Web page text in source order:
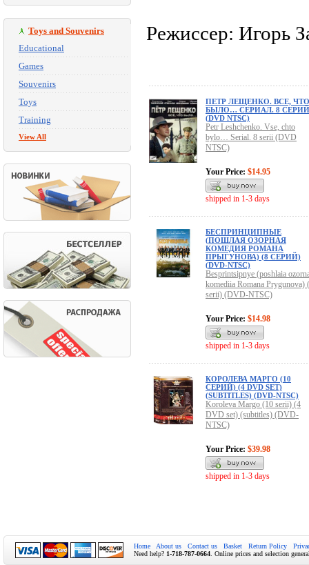
Toys and Souvenirs
Educational
Games
Souvenirs
Toys
Training
View All
Режиссер: Игорь
ПЕТР ЛЕЩЕНКО. ВСЕ, ЧТО
БЫЛО… СЕРИАЛ. 8 СЕРИЙ
(DVD NTSC)
Petr Leshchenko. Vse, chto
bylo… Serial. 8 serii (DVD
NTSC)
Your Price: $14.95
shipped in 1-3 days
БЕСПРИНЦИПНЫЕ
(ПОШЛАЯ ОЗОРНАЯ
КОМЕДИЯ РОМАНА
ПРЫГУНОВА) (8 СЕРИЙ)
(DVD-NTSC)
Besprintsipnye (poshlaia
komediia Romana Prygunova)
serii) (DVD-NTSC)
Your Price: $14.98
shipped in 1-3 days
КОРОЛЕВА МАРГО (10
СЕРИЙ) (4 DVD SET)
(SUBTITLES) (DVD-NTSC)
Koroleva Margo (10 serii) (4
DVD set) (subtitles) (DVD-
NTSC)
Your Price: $39.98
shipped in 1-3 days
Home About us Contact us Basket Return Policy
Need help? 1-718-787-0664 . Online prices and selection